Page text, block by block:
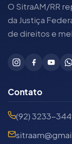
O SitraAM/RR
da Justiça
de direitos e
Contato
(92) 3233-